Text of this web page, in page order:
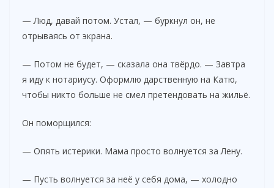
— Люд, давай потом. Устал, — буркнул он, не
отрываясь от экрана.
— Потом не будет, — сказала она твёрдо. — Завтра
я иду к нотариусу. Оформлю дарственную на Катю,
чтобы никто больше не смел претендовать на жильё.
Он поморщился:
— Опять истерики. Мама просто волнуется за Лену.
— Пусть волнуется за неё у себя дома, — холодно